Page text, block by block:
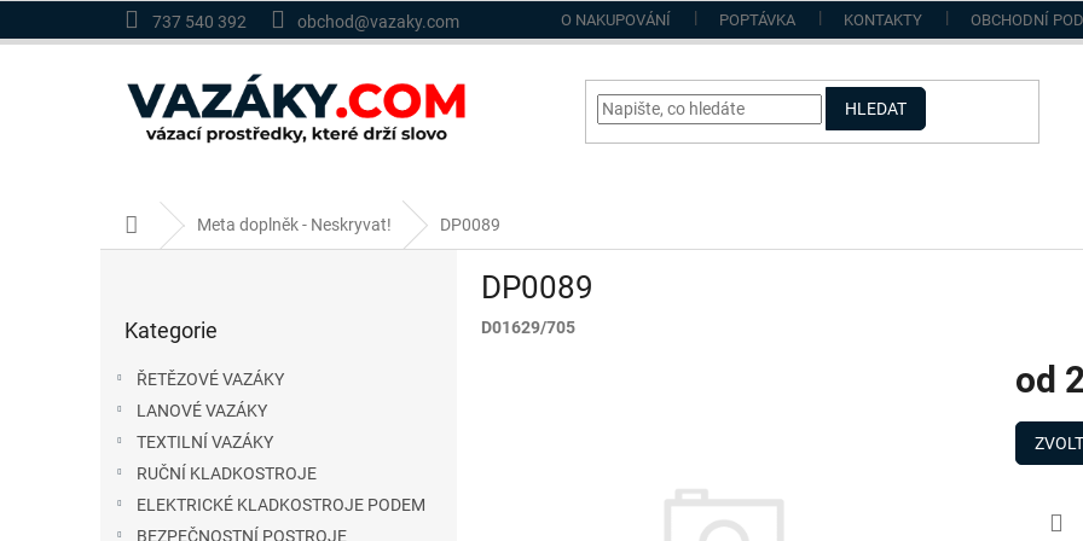
737 540 392 obchod@vazaky.com O NAKUPOVÁNÍ POPTÁVKA KONTAKTY OBCHODNÍ
HLEDAT
Domů Meta doplněk - Neskryvat! DP0089
kategorie
Kategorie
ŘETĚZOVÉ VAZÁKY
LANOVÉ VAZÁKY
TEXTILNÍ VAZÁKY
RUČNÍ KLADKOSTROJE
ELEKTRICKÉ KLADKOSTROJE PODEM
BEZPEČNOSTNÍ POSTROJE
DP0089
D01629/705
od
Měrná
cena: